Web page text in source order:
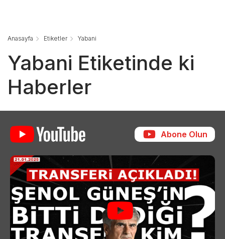
Anasayfa Etiketler Yabani
Yabani Etiketinde ki
Haberler
Abone Olun